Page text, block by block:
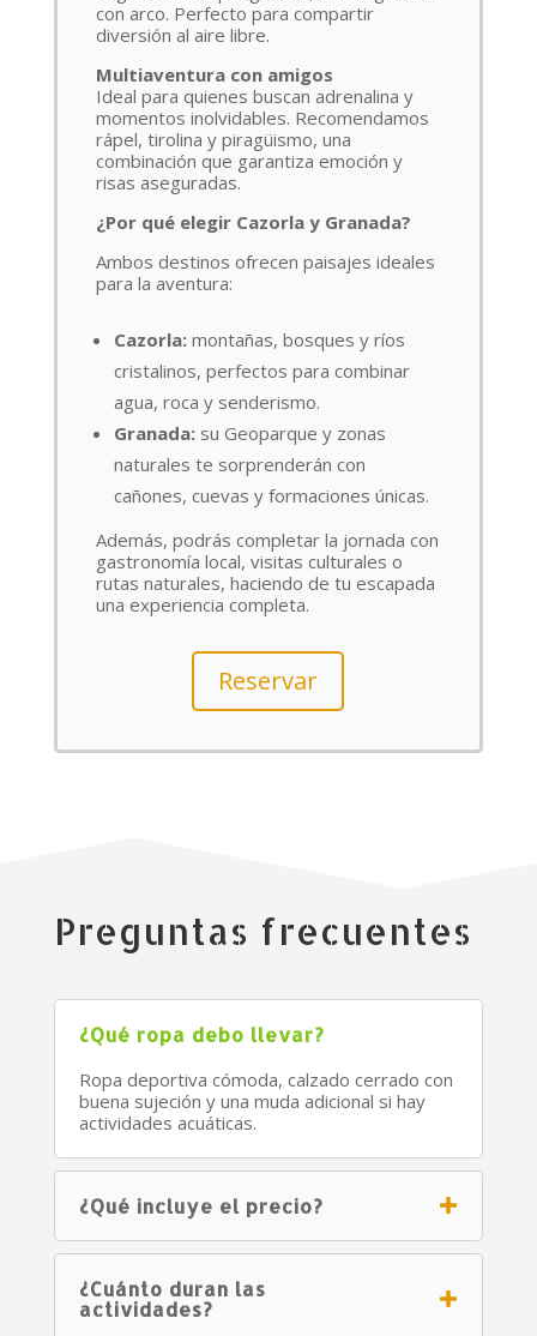
con arco. Perfecto para compartir
diversión al aire libre.
Multiaventura con amigos
Ideal para quienes buscan adrenalina y
momentos inolvidables. Recomendamos
rápel, tirolina y piragüismo, una
combinación que garantiza emoción y
risas aseguradas.
¿Por qué elegir Cazorla y Granada?
Ambos destinos ofrecen paisajes ideales
para la aventura:
Cazorla:montañas, bosques y ríos
cristalinos, perfectos para combinar
agua, roca y senderismo.
Granada:su Geoparque y zonas
naturales te sorprenderán con
cañones, cuevas y formaciones únicas.
Además, podrás completar la jornada con
gastronomía local, visitas culturales o
rutas naturales, haciendo de tu escapada
una experiencia completa.
Reservar
Preguntas frecuentes
¿Qué ropa debo llevar?
Ropa deportiva cómoda, calzado cerrado con
buena sujeción y una muda adicional si hay
actividades acuáticas.
¿Qué incluye el precio?
¿Cuánto duran las
actividades?